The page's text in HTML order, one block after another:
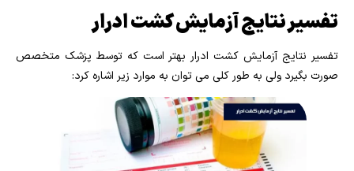
تفسیر نتایج آزمایش کشت ادرار
تفسیر نتایج آزمایش کشت ادرار بهتر است که توسط پزشک متخصص
صورت بگیرد ولی به طور کلی می توان به موارد زیر اشاره کرد: